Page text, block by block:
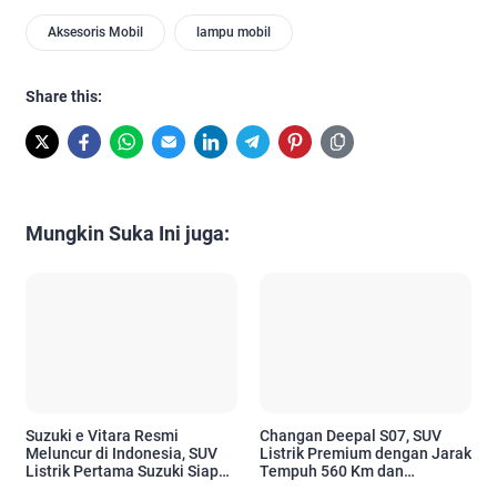
Aksesoris Mobil lampu mobil
Share this:
Mungkin Suka Ini juga:
Suzuki e Vitara Resmi
Meluncur di Indonesia, SUV
Listrik Pertama Suzuki Siap
Changan Deepal S07, SUV
Listrik Premium dengan Jarak
Tempuh 560 Km dan